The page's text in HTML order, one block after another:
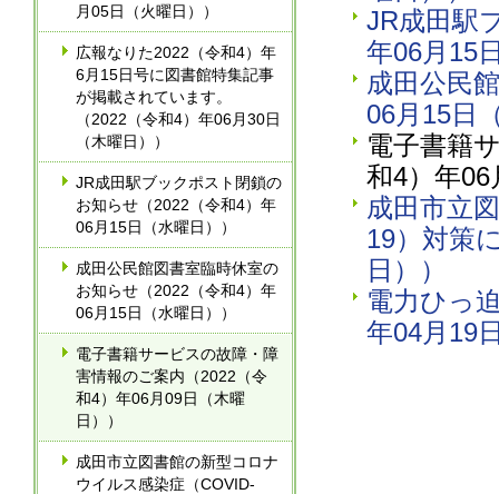
月05日（火曜日））
広報なりた2022（令和4）年
6月15日号に図書館特集記事
が掲載されています。
（2022（令和4）年06月30日
（木曜日））
JR成田駅ブックポスト閉鎖の
お知らせ（2022（令和4）年
06月15日（水曜日））
成田公民館図書室臨時休室の
お知らせ（2022（令和4）年
06月15日（水曜日））
電子書籍サービスの故障・障
害情報のご案内（2022（令
和4）年06月09日（木曜
日））
成田市立図書館の新型コロナ
ウイルス感染症（COVID-
JR成田駅
年06月15
成田公民
06月15日
電子書籍
和4）年06
成田市立
19）対策
日））
電力ひっ
年04月19